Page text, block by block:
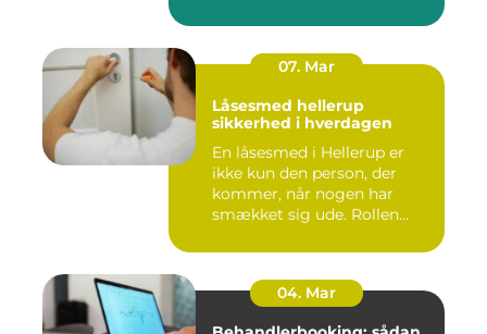
07. Mar
Låsesmed hellerup
sikkerhed i hverdagen
En låsesmed i Hellerup er
ikke kun den person, der
kommer, når nogen har
smækket sig ude. Rollen
04. Mar